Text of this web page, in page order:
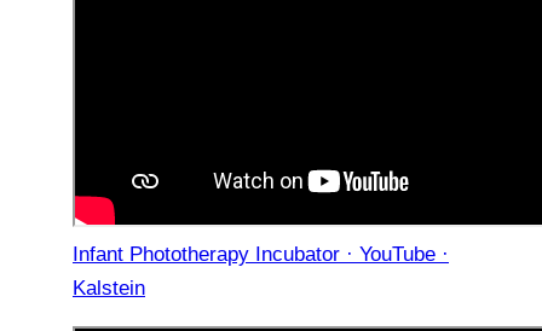
Infant Phototherapy Incubator · YouTube ·
Kalstein